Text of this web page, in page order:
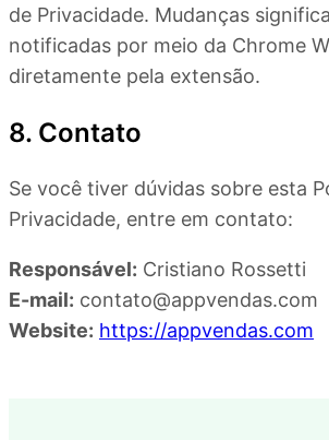
de Privacidade. Mudanças
notificadas por meio da Chrome
diretamente pela extensão.
8. Contato
Se você tiver dúvidas sobre esta
Privacidade, entre em contato:
Responsável: Cristiano Rossetti
E-mail: contato@appvendas.com
Website: https://appvendas.com